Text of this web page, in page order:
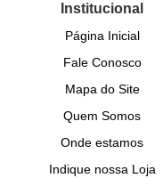
Institucional
Página Inicial
Fale Conosco
Mapa do Site
Quem Somos
Onde estamos
Indique nossa Loja